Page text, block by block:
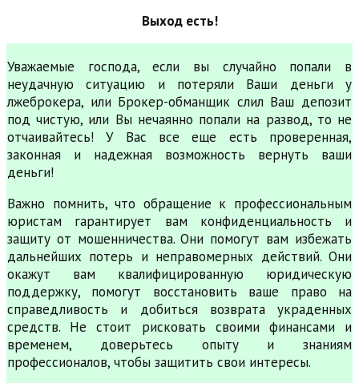
Выход есть!
Уважаемые господа, если вы случайно попали в
неудачную ситуацию и потеряли Ваши деньги у
лжеброкера, или Брокер-обманщик слил Ваш депозит
под чистую, или Вы нечаянно попали на развод, то не
отчаивайтесь! У Вас все еще есть проверенная,
законная и надежная возможность вернуть ваши
деньги!
Важно помнить, что обращение к профессиональным
юристам гарантирует вам конфиденциальность и
защиту от мошенничества. Они помогут вам избежать
дальнейших потерь и неправомерных действий. Они
окажут вам квалифицированную юридическую
поддержку, помогут восстановить ваше право на
справедливость и добиться возврата украденных
средств. Не стоит рисковать своими финансами и
временем, доверьтесь опыту и знаниям
профессионалов, чтобы защитить свои интересы.